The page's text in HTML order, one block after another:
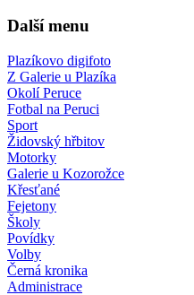
Další menu
Plazíkovo digifoto
Z Galerie u Plazíka
Okolí Peruce
Fotbal na Peruci
Sport
Židovský hřbitov
Motorky
Galerie u Kozorožce
Křesťané
Fejetony
Školy
Povídky
Volby
Černá kronika
Administrace